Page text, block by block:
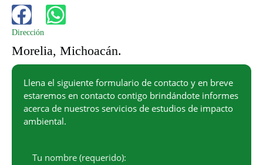
F
a
c
e
b
o
o
W
h
a
t
s
a
p
p
Dirección
Morelia, Michoacán.
Llena el siguiente formulario de contacto y en breve
estaremos en contacto contigo brindándote informes
acerca de nuestros servicios de estudios de impacto
ambiental.
Tu nombre (requerido):